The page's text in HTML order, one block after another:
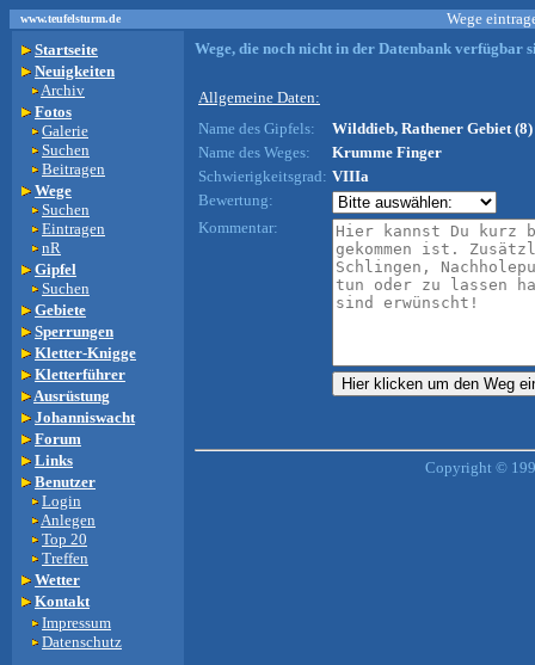
www.teufelsturm.de
Wege
Startseite
Neuigkeiten
Archiv
Fotos
Galerie
Suchen
Beitragen
Wege
Suchen
Eintragen
nR
Gipfel
Suchen
Gebiete
Sperrungen
Kletter-Knigge
Kletterführer
Ausrüstung
Johanniswacht
Forum
Links
Benutzer
Login
Anlegen
Top 20
Treffen
Wetter
Kontakt
Impressum
Datenschutz
Wege, die noch nicht in der Datenbank verfügbar
Allgemeine Daten:
Name des Gipfels:
Wilddieb, Rathener Gebiet (8)
Name des Weges:
Krumme Finger
Schwierigkeitsgrad: VIIIa
Bewertung:
Kommentar:
Copyright ©